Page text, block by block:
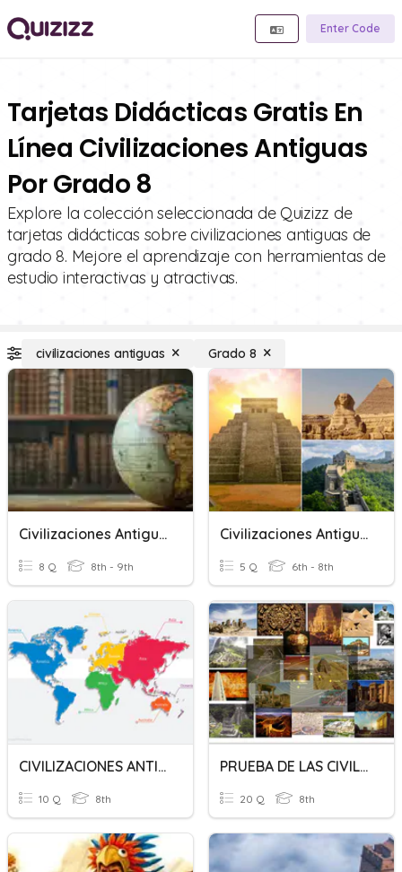
Enter Code
Tarjetas Didácticas Gratis En
Línea Civilizaciones Antiguas
Por Grado 8
Explore la colección seleccionada de Quizizz de
tarjetas didácticas sobre civilizaciones antiguas de
grado 8. Mejore el aprendizaje con herramientas de
estudio interactivas y atractivas.
civilizaciones antiguas Grado 8
Civilizaciones Antiguas
8 Q 8th - 9th
Civilizaciones Antiguas
5 Q 6th - 8th
CIVILIZACIONES ANTIGUAS
10 Q 8th
PRUEBA DE LAS CIVILIZACIONES ANTIGUAS
20 Q 8th